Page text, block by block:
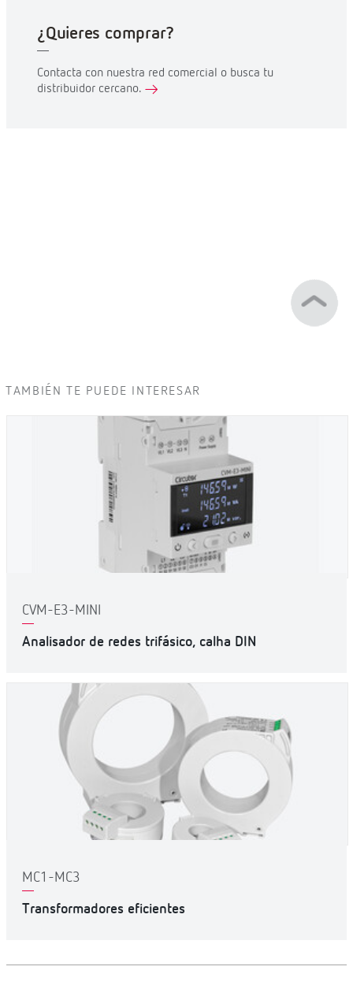
¿Quieres comprar?
Contacta con nuestra red comercial o busca tu
distribuidor cercano.
TAMBIÉN TE PUEDE INTERESAR
CVM-E3-MINI
Analisador de redes trifásico, calha DIN
MC1-MC3
Transformadores eficientes